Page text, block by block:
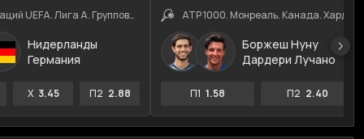
Лига наций UEFA. Лига A. Групповой этап
Нидерланды
Германия
X 3.45 П2 2.88
ATP 1000. Монреаль. Канада. Хард
Боржеш Нуну
Дардери Лучано
П1 1.58 П2 2.40